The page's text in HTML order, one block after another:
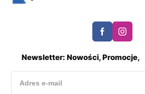
Newsletter: Nowości, Promocje,